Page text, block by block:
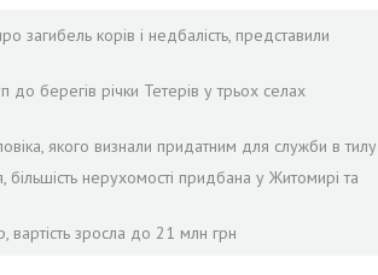
загибель корів і недбалість, представили
до берегів річки Тетерів у трьох селах
якого визнали придатним для служби в тилу
нерухомості придбана у Житомирі та
вартість зросла до 21 млн грн